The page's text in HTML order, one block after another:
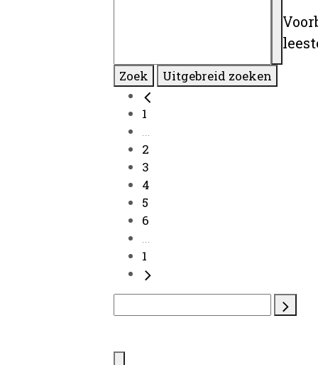
Zoek Uitgebreid zoeken
1
...
2
3
4
5
6
...
1